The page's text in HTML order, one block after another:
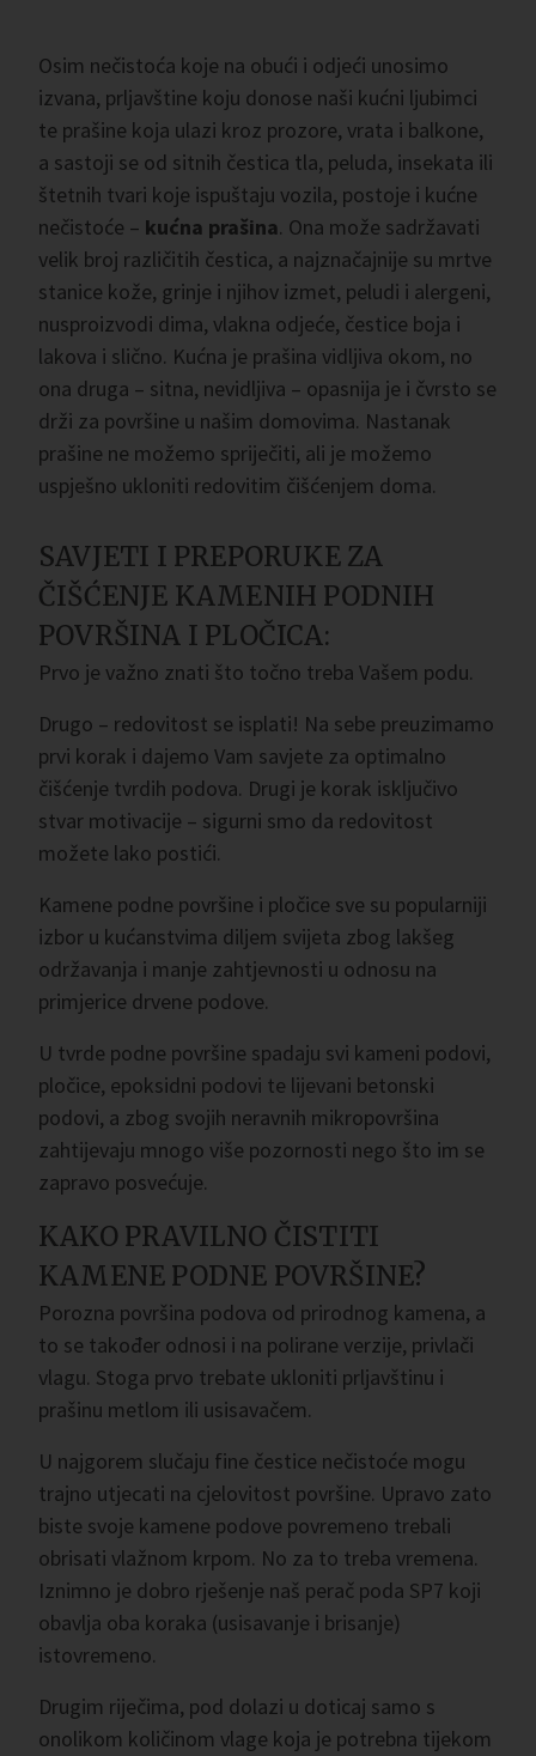
Osim nečistoća koje na obući i odjeći unosimo
izvana, prljavštine koju donose naši kućni ljubimci
te prašine koja ulazi kroz prozore, vrata i balkone,
a sastoji se od sitnih čestica tla, peluda, insekata ili
štetnih tvari koje ispuštaju vozila, postoje i kućne
nečistoće – kućna prašina. Ona može sadržavati
velik broj različitih čestica, a najznačajnije su mrtve
stanice kože, grinje i njihov izmet, peludi i alergeni,
nusproizvodi dima, vlakna odjeće, čestice boja i
lakova i slično. Kućna je prašina vidljiva okom, no
ona druga – sitna, nevidljiva – opasnija je i čvrsto se
drži za površine u našim domovima. Nastanak
prašine ne možemo spriječiti, ali je možemo
uspješno ukloniti redovitim čišćenjem doma.
SAVJETI I PREPORUKE ZA
ČIŠĆENJE KAMENIH PODNIH
POVRŠINA I PLOČICA:
Prvo je važno znati što točno treba Vašem podu.
Drugo – redovitost se isplati! Na sebe preuzimamo
prvi korak i dajemo Vam savjete za optimalno
čišćenje tvrdih podova. Drugi je korak isključivo
stvar motivacije – sigurni smo da redovitost
možete lako postići.
Kamene podne površine i pločice sve su popularniji
izbor u kućanstvima diljem svijeta zbog lakšeg
održavanja i manje zahtjevnosti u odnosu na
primjerice drvene podove.
U tvrde podne površine spadaju svi kameni podovi,
pločice, epoksidni podovi te lijevani betonski
podovi, a zbog svojih neravnih mikropovršina
zahtijevaju mnogo više pozornosti nego što im se
zapravo posvećuje.
KAKO PRAVILNO ČISTITI
KAMENE PODNE POVRŠINE?
Porozna površina podova od prirodnog kamena, a
to se također odnosi i na polirane verzije, privlači
vlagu. Stoga prvo trebate ukloniti prljavštinu i
prašinu metlom ili usisavačem.
U najgorem slučaju fine čestice nečistoće mogu
trajno utjecati na cjelovitost površine. Upravo zato
biste svoje kamene podove povremeno trebali
obrisati vlažnom krpom. No za to treba vremena.
Iznimno je dobro rješenje naš perač poda SP7 koji
obavlja oba koraka (usisavanje i brisanje)
istovremeno.
Drugim riječima, pod dolazi u doticaj samo s
onolikom količinom vlage koja je potrebna tijekom